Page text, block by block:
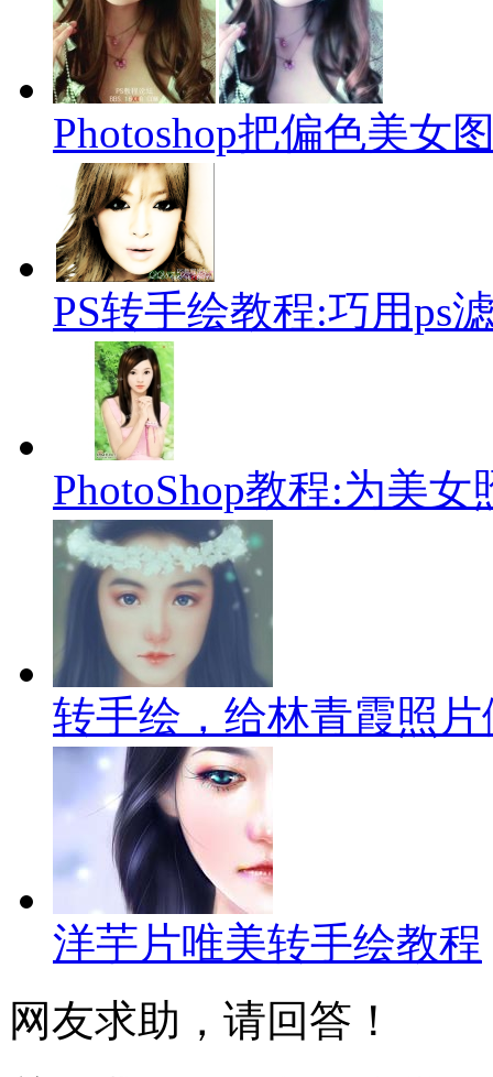
Photoshop把偏色美女
PS转手绘教程:巧用ps
PhotoShop教程:为美女
转手绘，给林青霞照
洋芋片唯美转手绘教程
网友求助，请回答！